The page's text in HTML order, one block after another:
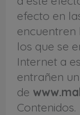
efecto en
encuentren
los que se
Internet a
entrañen
de
Contenidos.